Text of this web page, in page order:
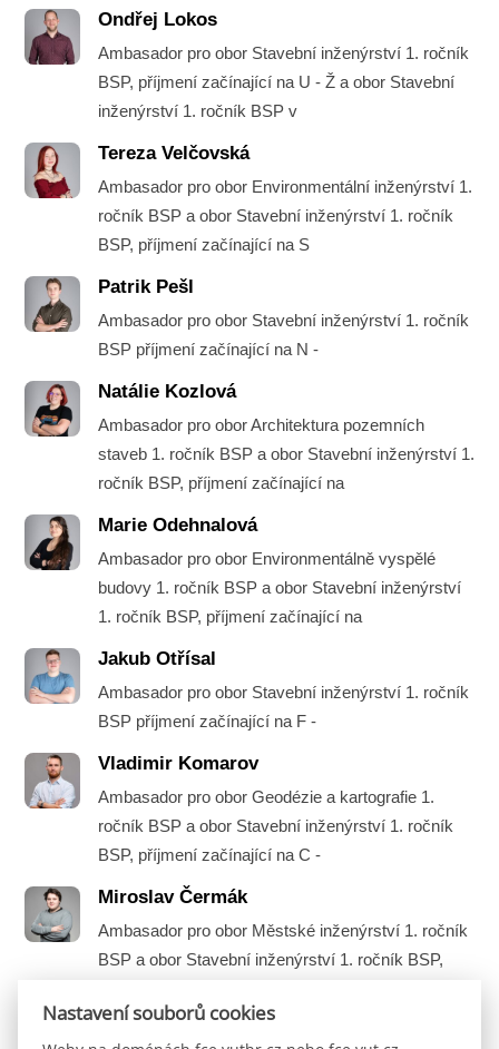
Ondřej Lokos
Ambasador pro obor Stavební inženýrství 1. ročník
BSP, příjmení začínající na U - Ž a obor Stavební
inženýrství 1. ročník BSP v
Tereza Velčovská
Ambasador pro obor Environmentální inženýrství 1.
ročník BSP a obor Stavební inženýrství 1. ročník
BSP, příjmení začínající na S
Patrik Pešl
Ambasador pro obor Stavební inženýrství 1. ročník
BSP příjmení začínající na N -
Natálie Kozlová
Ambasador pro obor Architektura pozemních
staveb 1. ročník BSP a obor Stavební inženýrství 1.
ročník BSP, příjmení začínající na
Marie Odehnalová
Ambasador pro obor Environmentálně vyspělé
budovy 1. ročník BSP a obor Stavební inženýrství
1. ročník BSP, příjmení začínající na
Jakub Otřísal
Ambasador pro obor Stavební inženýrství 1. ročník
BSP příjmení začínající na F -
Vladimir Komarov
Ambasador pro obor Geodézie a kartografie 1.
ročník BSP a obor Stavební inženýrství 1. ročník
BSP, příjmení začínající na C -
Miroslav Čermák
Ambasador pro obor Městské inženýrství 1. ročník
BSP a obor Stavební inženýrství 1. ročník BSP,
Nastavení souborů cookies